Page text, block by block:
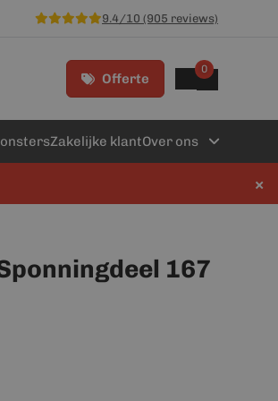
9.4/10 (905 reviews)
Offerte
0
Zakelijke klantOver ons
×
167